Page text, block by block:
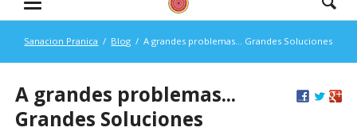
Sanacion Pranica Blog A grandes problemas... Grandes Soluciones
A grandes problemas...
Grandes Soluciones